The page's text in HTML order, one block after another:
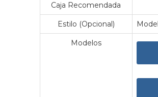
Caja Recomendada
Estilo (Opcional)
Modelos